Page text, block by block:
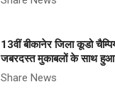
13वीं बीकानेर जिला कूडो
जबरदस्त मुकाबलों के साथ
Share News